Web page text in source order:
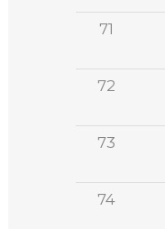
71
72
73
74